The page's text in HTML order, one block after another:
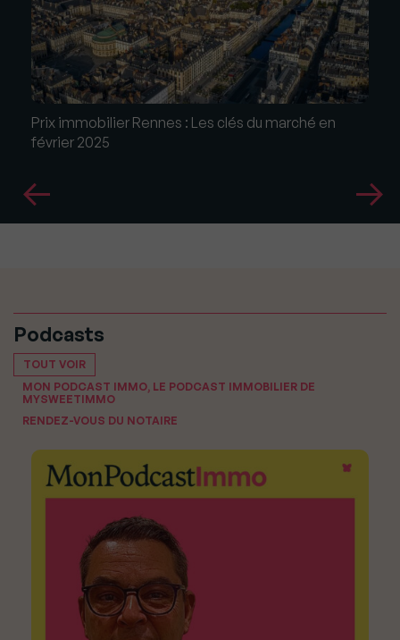
Prix immobilier Rennes : Les clés du marché en
février 2025
Podcasts
TOUT VOIR
MON PODCAST IMMO, LE PODCAST IMMOBILIER DE
MYSWEETIMMO
RENDEZ-VOUS DU NOTAIRE